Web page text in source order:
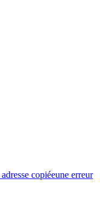
adresse copiéeune erreur